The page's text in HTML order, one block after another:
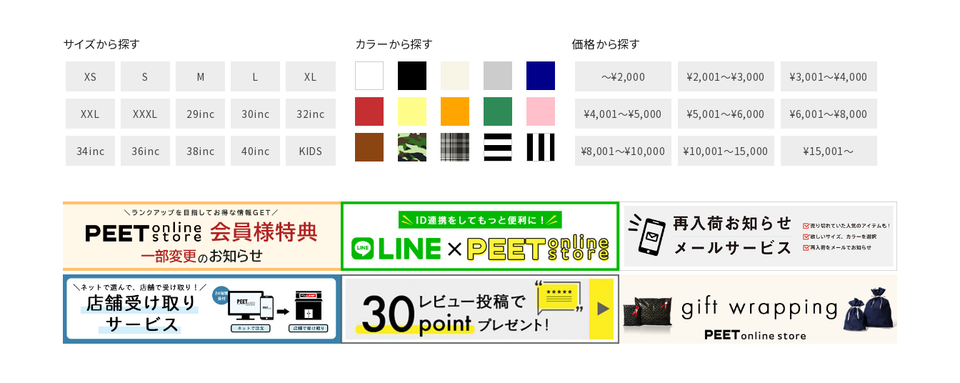
サイズから探す
XS S M L XL
XXL XXXL 29inc 30inc 32inc
34inc 36inc 38inc 40inc KIDS
カラーから探す 価格から探す
〜¥2,000 ¥2,001〜¥3,000 ¥3,001〜¥4,000
¥4,001〜¥5,000 ¥5,001〜¥6,000 ¥6,001〜¥8,000
¥8,001〜¥10,000 ¥10,001〜15,000 ¥15,001〜